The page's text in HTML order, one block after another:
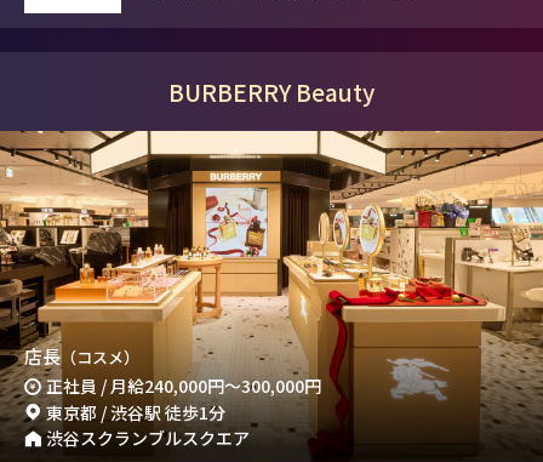
BURBERRY Beauty
店長 （コスメ）
正社員 / 月給240,000円～300,000円
東京都 / 渋谷駅 徒歩1分
渋谷スクランブルスクエア